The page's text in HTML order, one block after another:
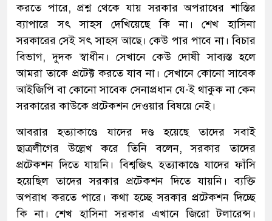
করতে পারে, প্রশ্ন থেকে যায় সরকার অপরাধের শাস্তির
ব্যাপারে সৎ সাহস দেখিয়েছে কি না। শেখ হাসিনা
সরকারের সেই সৎ সাহস আছে। কেউ পার পাবে না। বিচার
বিভাগ, দুদক স্বাধীন। সেখানে কেউ দোষী সাব্যস্ত হলে
আমরা তাকে প্রটেক্ট করতে যাব না। সেখানে কোনো সাবেক
আইজিপি বা কোনো সাবেক সেনাপ্রধান যে-ই থাকুক না কেন
সরকারের কাউকে প্রটেকশন দেওয়ার বিষয়ে নেই।
আবরার হত্যাকাণ্ডে যাদের দণ্ড হয়েছে তাদের সবাই
ছাত্রলীগের উল্লেখ করে তিনি বলেন, সরকার তাদের
প্রটেকশন দিতে যায়নি। বিশ্বজিৎ হত্যাকাণ্ডে যাদের ফাঁসি
হয়েছিল তাদের সরকার প্রটেকশন দিতে যায়নি। ব্যক্তি
অপরাধ করতে পারে। কথা হচ্ছে সরকার প্রটেকশন দিচ্ছে
কি না। শেখ হাসিনা সরকার এখানে জিরো টলারেন্স।